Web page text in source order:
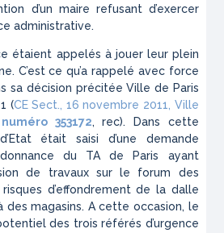
d’un maire refusant d’exercer
administrative.
étaient appelés à jouer leur plein
C’est ce qu’a rappelé avec force
sa décision précitée Ville de Paris
(CE Sect., 16 novembre 2011, Ville
353172, rec). Dans cette
était saisi d’une demande
du TA de Paris ayant
de travaux sur le forum des
d’effondrement de la dalle
magasins. A cette occasion, le
des trois référés d’urgence